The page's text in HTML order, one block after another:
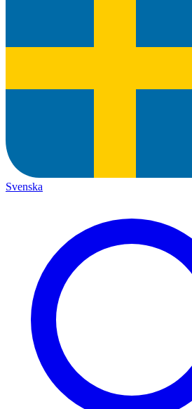
Svenska